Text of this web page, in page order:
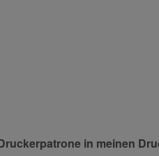
in meinen